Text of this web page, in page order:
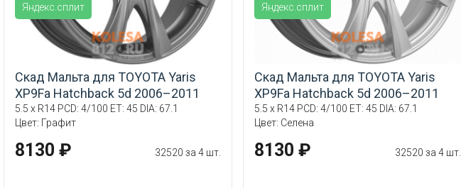
Яндекс.сплит
Скад Мальта для TOYOTA Yaris
XP9Fa Hatchback 5d 2006–2011
5.5 x R14 PCD: 4/100 ET: 45 DIA: 67.1
Цвет: Графит
8130 ₽ 32520 за 4 шт.
Яндекс.сплит
Скад Мальта для TOYOTA Yaris
XP9Fa Hatchback 5d 2006–2011
5.5 x R14 PCD: 4/100 ET: 45 DIA: 67.1
Цвет: Селена
8130 ₽ 32520 за 4 шт.